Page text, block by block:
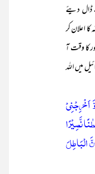
دیئے
اعلان کر
کا وقت آ
میں اللہ
نَّصِیۡرًا
الۡبَاطِلَ